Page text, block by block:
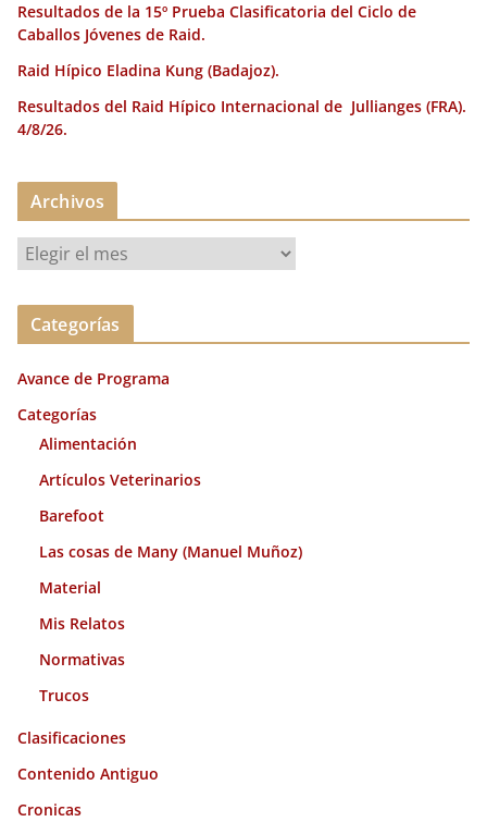
Resultados de la 15º Prueba Clasificatoria del Ciclo de
Caballos Jóvenes de Raid.
Raid Hípico Eladina Kung (Badajoz).
Resultados del Raid Hípico Internacional de Jullianges (FRA).
4/8/26.
Archivos
c
v
o
Categorías
Avance de Programa
Categorías
Alimentación
Artículos Veterinarios
Barefoot
Las cosas de Many (Manuel Muñoz)
Material
Mis Relatos
Normativas
Trucos
Clasificaciones
Contenido Antiguo
Cronicas